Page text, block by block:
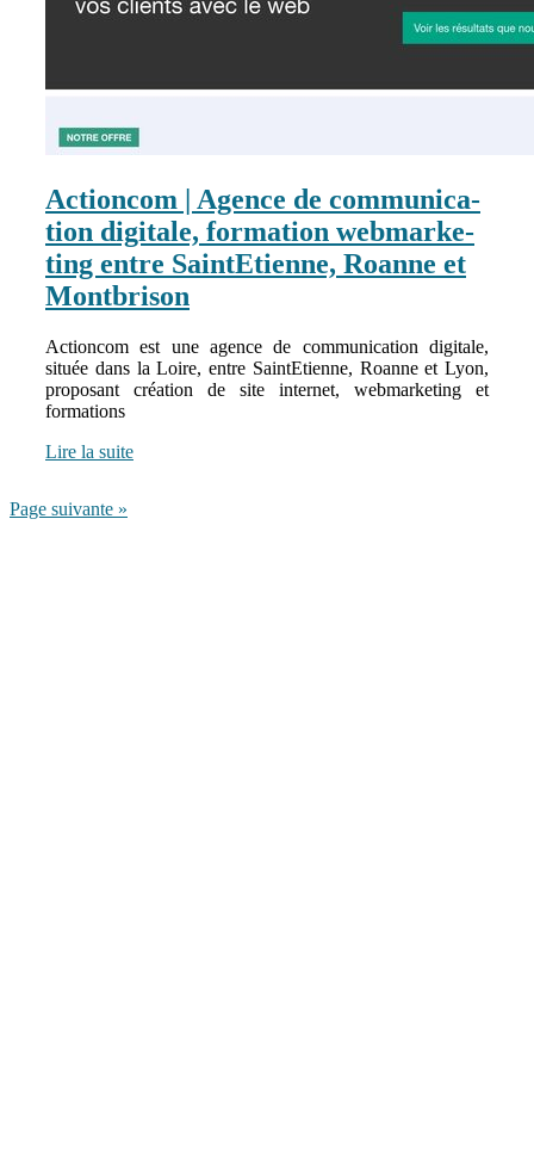
Actioncom | Agence de com­munica­
tion digitale, formation web­mar­ke­
ting entre SaintEtienne, Roanne et
Montbrison
Actioncom est une agence de communication digitale,
située dans la Loire, entre SaintEtienne, Roanne et Lyon,
proposant création de site internet, webmarketing et
formations
Lire la suite
Page suivante »